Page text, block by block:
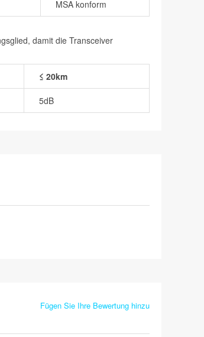
MSA konform
damit die Transceiver
≤ 20km
5dB
Fügen Sie Ihre Bewertung hinzu